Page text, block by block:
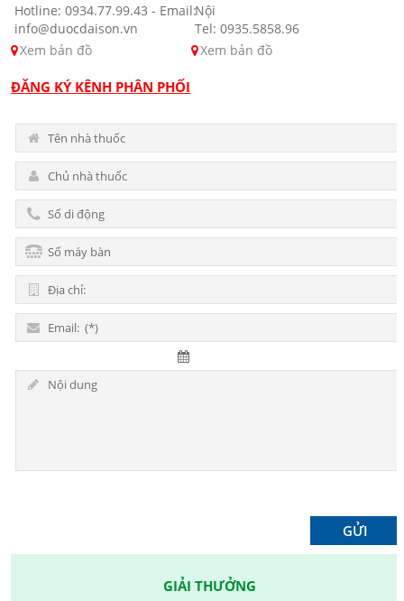
Hotline: 0934.77.99.43 - Email:
info@duocdaison.vn
Xem bản đồ
Nội
Tel: 0935.5858.96
Xem bản đồ
ĐĂNG KÝ KÊNH PHÂN PHỐI
GIẢI THƯỞNG